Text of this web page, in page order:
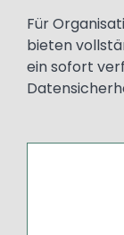
Für
bieten
ein sofort